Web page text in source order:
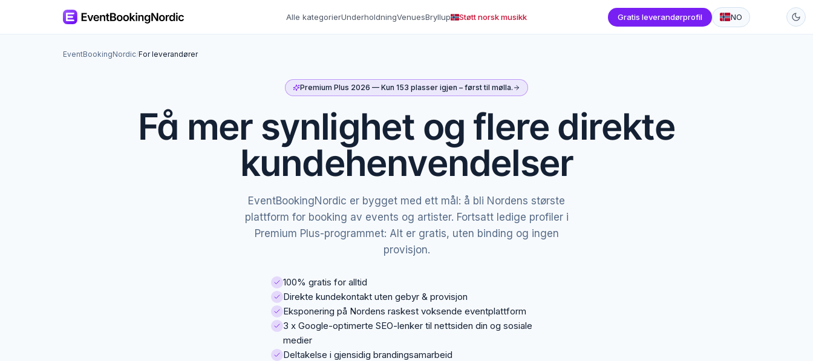
Alle kategorierUnderholdningVenuesBryllup Støtt norsk musikk Gratis leverandørprofil NO
EventBookingNordic/For leverandører
Premium Plus 2026 — Kun 153 plasser igjen – først til mølla.
Få mer synlighet og flere direkte
kundehenvendelser
EventBookingNordic er bygget med ett mål: å bli Nordens største
plattform for booking av events og artister. Fortsatt ledige profiler i
Premium Plus-programmet: Alt er gratis, uten binding og ingen
provisjon.
100% gratis for alltid
Direkte kundekontakt uten gebyr & provisjon
Eksponering på Nordens raskest voksende eventplattform
3 x Google-optimerte SEO-lenker til nettsiden din og sosiale
medier
Deltakelse i gjensidig brandingsamarbeid